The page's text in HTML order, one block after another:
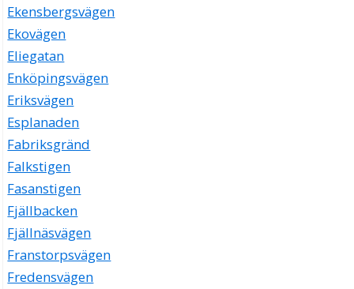
Ekensbergsvägen
Ekovägen
Eliegatan
Enköpingsvägen
Eriksvägen
Esplanaden
Fabriksgränd
Falkstigen
Fasanstigen
Fjällbacken
Fjällnäsvägen
Franstorpsvägen
Fredensvägen